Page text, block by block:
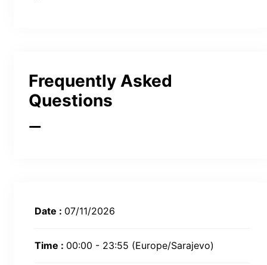
Frequently Asked
Questions
Date : 07/11/2026
Time : 00:00 - 23:55 (Europe/Sarajevo)